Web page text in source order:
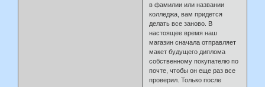
в фамилии или названии
колледжа, вам придется
делать все заново. В
настоящее время наш
магазин сначала отправляет
макет будущего диплома
собственному покупателю по
почте, чтобы он еще раз все
проверил. Только после